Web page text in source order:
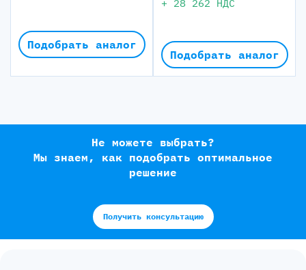
Подобрать аналог
+ 28 262 НДС
Подобрать аналог
Не можете выбрать?
Мы знаем, как подобрать оптимальное
решение
Получить консультацию